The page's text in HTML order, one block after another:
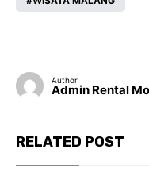
Author
Admin Rental
RELATED POST